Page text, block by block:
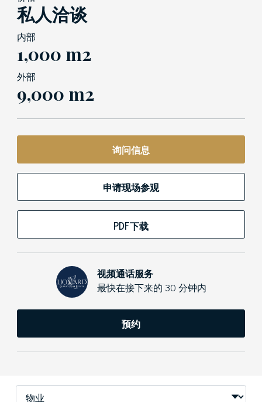
私人洽谈
内部
1,000 m2
外部
9,000 m2
询问信息
申请现场参观
PDF下载
视频通话服务
最快在接下来的 30 分钟内
预约